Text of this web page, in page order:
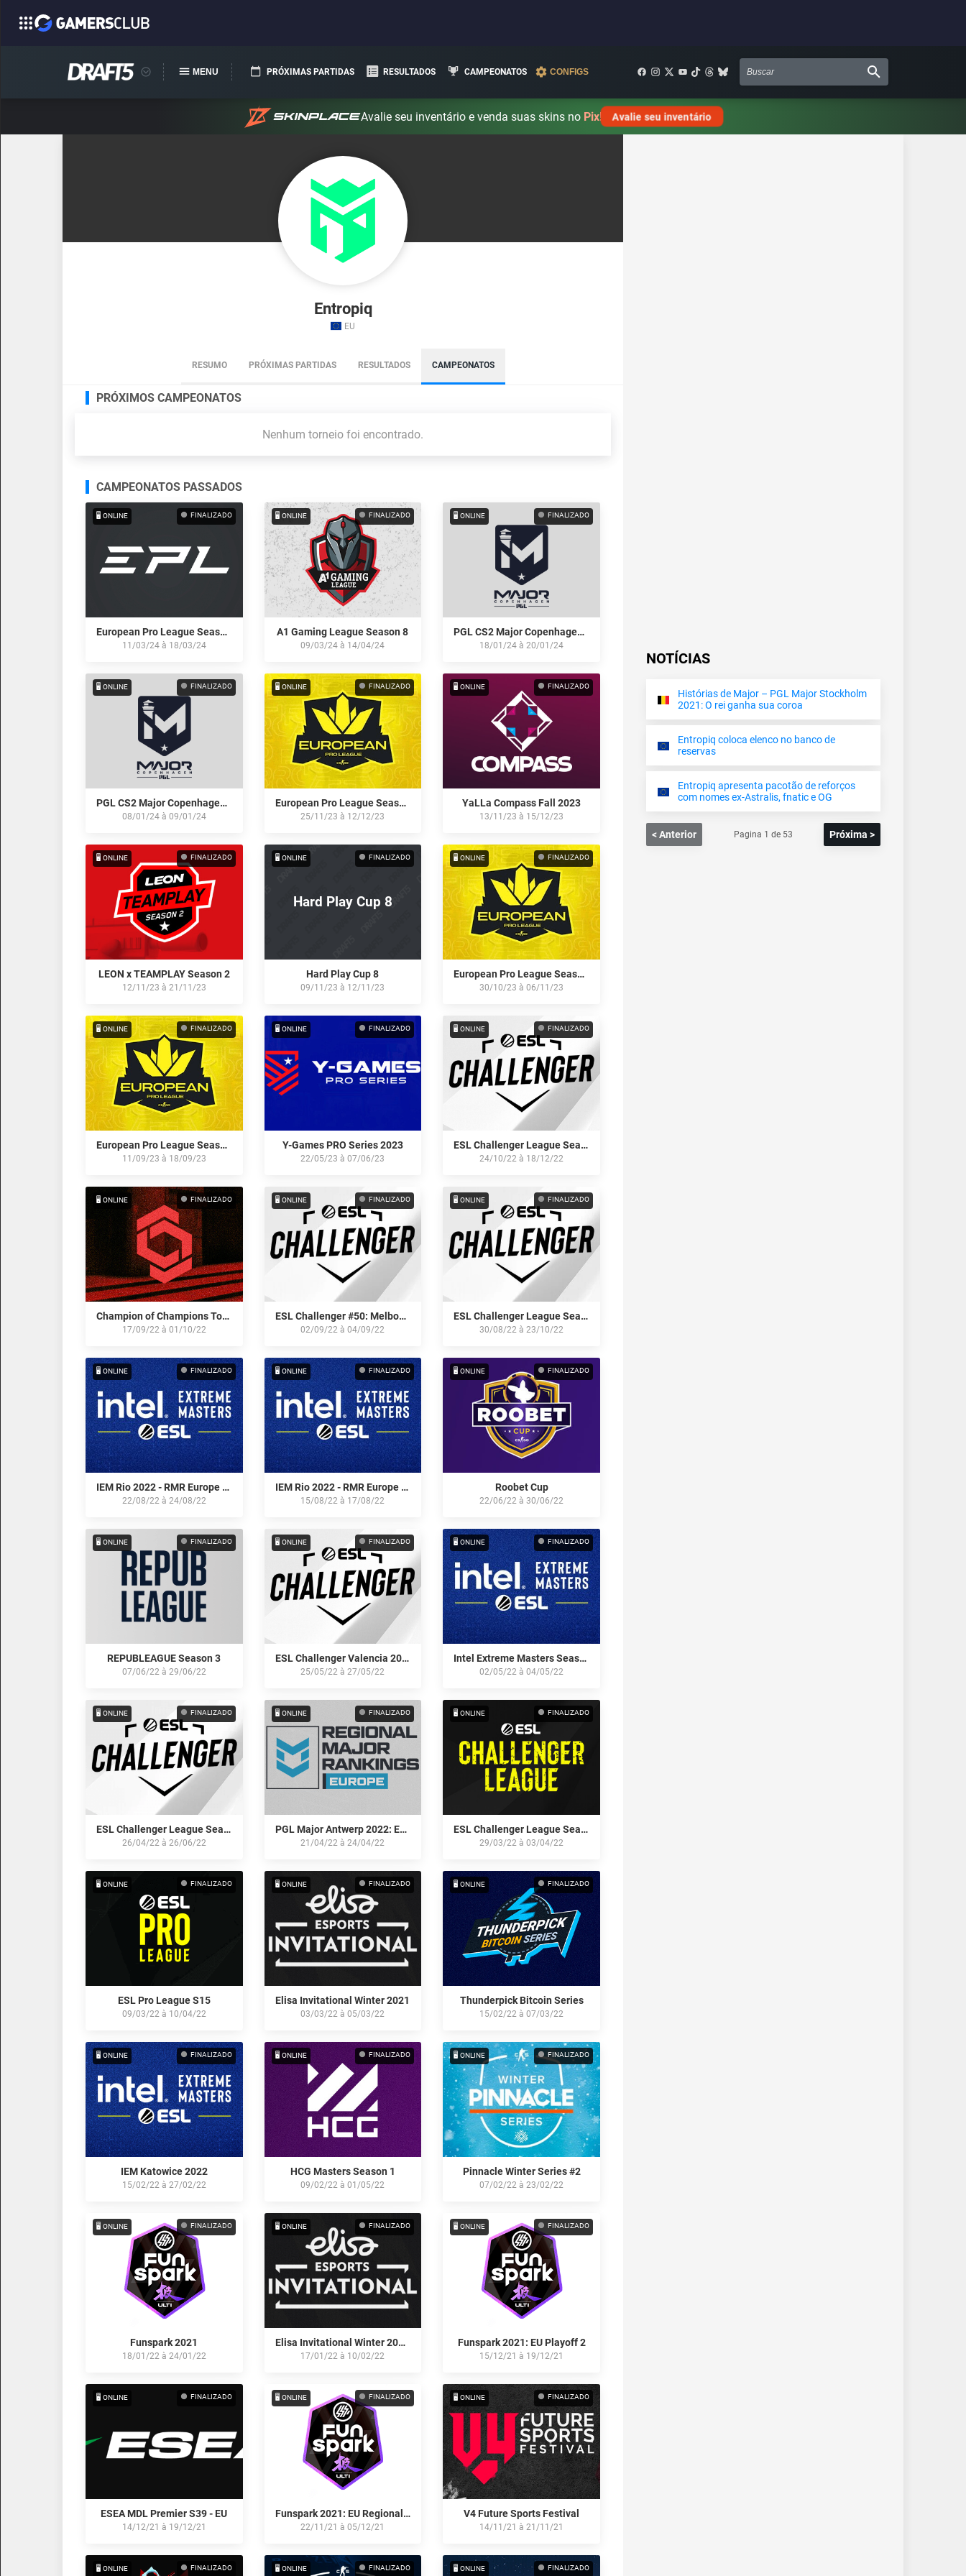
MENU PRÓXIMAS PARTIDAS RESULTADOS CAMPEONATOS CONFIGS
Avalie seu inventário e venda suas skins no Pix! Avalie seu inventário
Entropiq
EU
RESUMO PRÓXIMAS PARTIDAS RESULTADOS CAMPEONATOS
PRÓXIMOS CAMPEONATOS
Nenhum torneio foi encontrado.
CAMPEONATOS PASSADOS
FINALIZADO
🖥️ ONLINE
European Pro League Season 14
11/03/24à 18/03/24
FINALIZADO
🖥️ ONLINE
A1 Gaming League Season 8
09/03/24 à 14/04/24
FINALIZADO
🖥️ ONLINE
PGL CS2 Major Copenhagen 2024: European RMR B Closed Qualifier
18/01/24 à20/01/24
FINALIZADO
🖥️ ONLINE
PGL CS2 Major Copenhagen 2024: European RMR Open Qualifier #1
08/01/24à 09/01/24
FINALIZADO
🖥️ ONLINE
European Pro League Season 12
25/11/23 à 12/12/23
FINALIZADO
🖥️ ONLINE
YaLLa Compass Fall 2023
13/11/23 à 15/12/23
FINALIZADO
🖥️ ONLINE
LEON x TEAMPLAY Season 2
12/11/23 à 21/11/23
Hard Play Cup 8
FINALIZADO
🖥️ ONLINE
Hard Play Cup 8
09/11/23 à 12/11/23
FINALIZADO
🖥️ ONLINE
European Pro League Season 11
30/10/23 à06/11/23
FINALIZADO
🖥️ ONLINE
European Pro League Season 10
11/09/23 à 18/09/23
FINALIZADO
🖥️ ONLINE
Y-Games PRO Series 2023
22/05/23 à07/06/23
FINALIZADO
🖥️ ONLINE
ESL Challenger League Season 43: Europe
24/10/22 à 18/12/22
FINALIZADO
🖥️ ONLINE
Champion of Champions Tour: EU - Series #2
17/09/22à 01/10/22
FINALIZADO
🖥️ ONLINE
ESL Challenger #50: Melbourne 2022
02/09/22 à04/09/22
FINALIZADO
🖥️ ONLINE
ESL Challenger League Season 42: Europe
30/08/22 à23/10/22
FINALIZADO
🖥️ ONLINE
IEM Rio 2022 - RMR Europe - Qualifier #3
22/08/22à 24/08/22
FINALIZADO
🖥️ ONLINE
IEM Rio 2022 - RMR Europe - Qualifier #1
15/08/22 à 17/08/22
FINALIZADO
🖥️ ONLINE
Roobet Cup
22/06/22 à30/06/22
FINALIZADO
🖥️ ONLINE
REPUBLEAGUE Season 3
07/06/22à 29/06/22
FINALIZADO
🖥️ ONLINE
ESL Challenger Valencia 2022: Europe Qualifier
25/05/22 à27/05/22
FINALIZADO
🖥️ ONLINE
Intel Extreme Masters Season XVII - Dallas: European Qualifier
02/05/22 à04/05/22
FINALIZADO
🖥️ ONLINE
ESL Challenger League Season 41: Europe
26/04/22à 26/06/22
FINALIZADO
🖥️ ONLINE
PGL Major Antwerp 2022: European RMR B
21/04/22 à24/04/22
FINALIZADO
🖥️ ONLINE
ESL Challenger League Season 40: Europe
29/03/22 à03/04/22
FINALIZADO
🖥️ ONLINE
ESL Pro League S15
09/03/22à 10/04/22
FINALIZADO
🖥️ ONLINE
Elisa Invitational Winter 2021
03/03/22 à05/03/22
FINALIZADO
🖥️ ONLINE
Thunderpick Bitcoin Series
15/02/22 à07/03/22
FINALIZADO
🖥️ ONLINE
IEM Katowice 2022
15/02/22à 27/02/22
FINALIZADO
🖥️ ONLINE
HCG Masters Season 1
09/02/22 à01/05/22
FINALIZADO
🖥️ ONLINE
Pinnacle Winter Series #2
07/02/22 à23/02/22
FINALIZADO
🖥️ ONLINE
Funspark 2021
18/01/22à 24/01/22
FINALIZADO
🖥️ ONLINE
Elisa Invitational Winter 2021: Online
17/01/22 à 10/02/22
FINALIZADO
🖥️ ONLINE
Funspark 2021: EU Playoff 2
15/12/21 à 19/12/21
FINALIZADO
🖥️ ONLINE
ESEA MDL Premier S39 - EU
14/12/21 à 19/12/21
FINALIZADO
🖥️ ONLINE
Funspark 2021: EU Regional S4
22/11/21 à05/12/21
FINALIZADO
🖥️ ONLINE
V4 Future Sports Festival
14/11/21 à21/11/21
FINALIZADO
🖥️ ONLINE FINALIZADO
🖥️ ONLINE FINALIZADO
🖥️ ONLINE
NOTÍCIAS
Histórias de Major – PGL Major Stockholm
2021: O rei ganha sua coroa
Entropiq coloca elenco no banco de
reservas
Entropiq apresenta pacotão de reforços
com nomes ex-Astralis, fnatic e OG
< Anterior Pagina 1 de 53 Próxima >